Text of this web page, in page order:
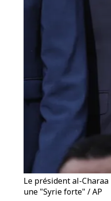
Le président al-
une "Syrie forte" / AP